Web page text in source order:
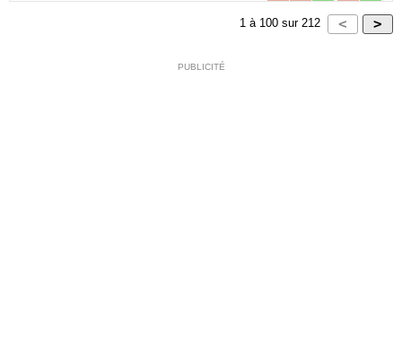
1 à 100 sur 212
PUBLICITÉ